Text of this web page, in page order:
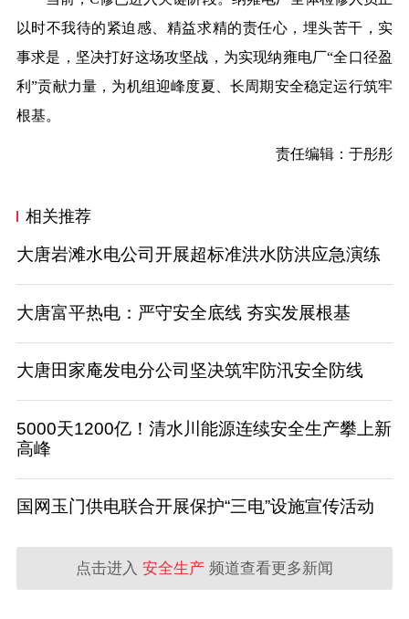
以时不我待的紧迫感、精益求精的责任心，埋头苦干，实
事求是，坚决打好这场攻坚战，为实现纳雍电厂“全口径盈
利”贡献力量，为机组迎峰度夏、长周期安全稳定运行筑牢
根基。
责任编辑：于彤彤
相关推荐
大唐岩滩水电公司开展超标准洪水防洪应急演练
大唐富平热电：严守安全底线 夯实发展根基
大唐田家庵发电分公司坚决筑牢防汛安全防线
5000天1200亿！清水川能源连续安全生产攀上新
高峰
国网玉门供电联合开展保护“三电”设施宣传活动
点击进入 安全生产 频道查看更多新闻